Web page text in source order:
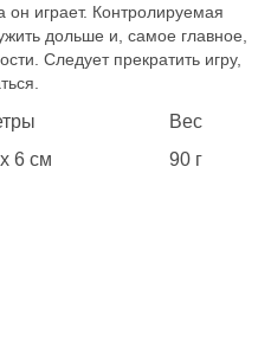
играет. Контролируемая
дольше и, самое главное,
Следует прекратить игру,
Вес
6 см 90 г